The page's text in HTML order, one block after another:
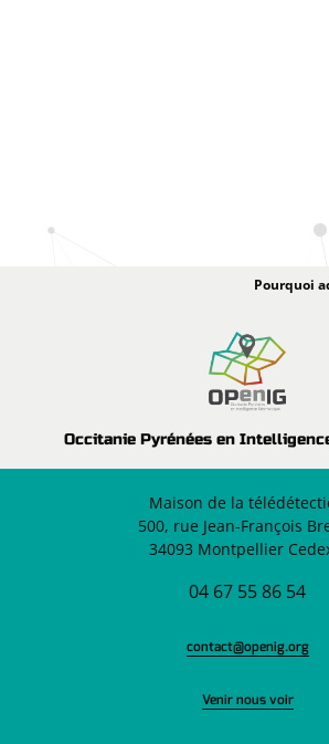
Occitanie Pyrénées en
Adhésion
Pourquoi
Maison de la
500, rue Jean-François
34093 Montpellier
04 67 55 86 54
contact@openig.org
Venir nous voir